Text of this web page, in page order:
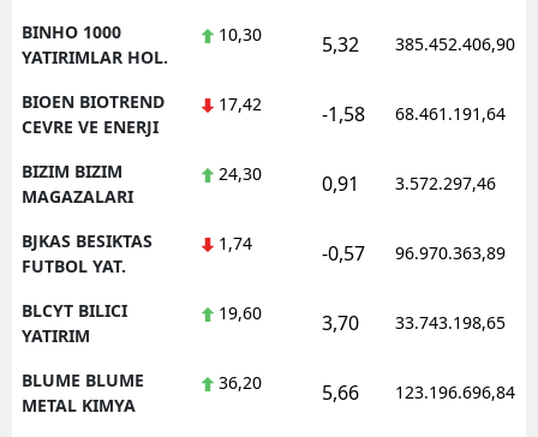
BINHO 1000
YATIRIMLAR HOL.
10,30 5,32 385.452.406,90
BIOEN BIOTREND
CEVRE VE ENERJI
17,42 -1,58 68.461.191,64
BIZIM BIZIM
MAGAZALARI
24,30 0,91 3.572.297,46
BJKAS BESIKTAS
FUTBOL YAT.
1,74 -0,57 96.970.363,89
BLCYT BILICI
YATIRIM
19,60 3,70 33.743.198,65
BLUME BLUME
METAL KIMYA
36,20 5,66 123.196.696,84